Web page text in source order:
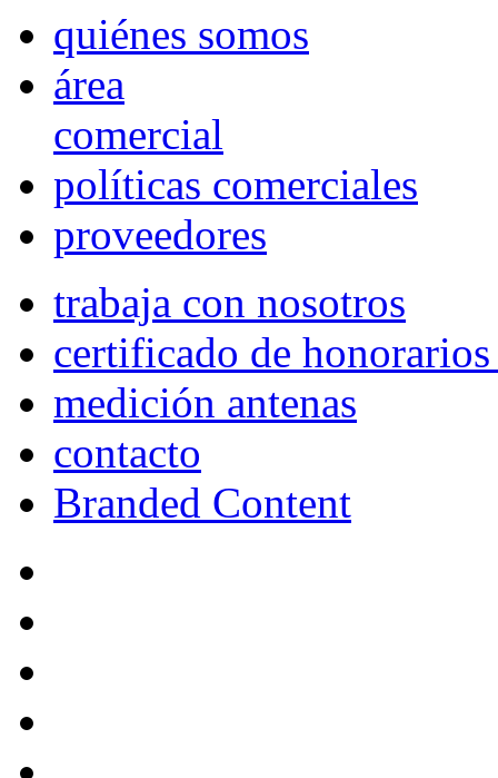
quiénes somos
área
comercial
políticas comerciales
proveedores
trabaja con nosotros
certificado de
medición antenas
contacto
Branded Content